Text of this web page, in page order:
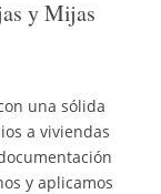
y Mijas
una sólida
a viviendas
y aplicamos